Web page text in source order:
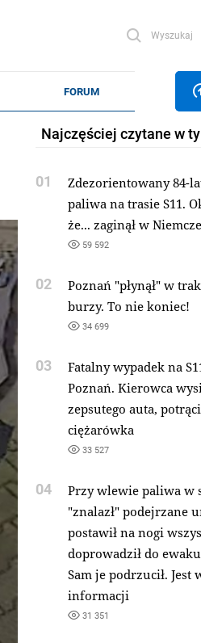
Wyszukaj
Najczęściej czytane w
01
Zdezorientowany 84-
paliwa na trasie S11.
że... zaginął w
59 592
02
Poznań "płynął" w
burzy. To nie koniec!
34 699
03
Fatalny wypadek na
Poznań. Kierowca
zepsutego auta,
ciężarówka
33 527
04
Przy wlewie paliwa w
"znalazł" podejrzane
postawił na nogi
doprowadził do
Sam je podrzucił. Jest
informacji
31 351